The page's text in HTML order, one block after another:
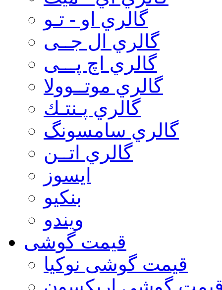
گالري او - تـو
گالري ال جــی
گالري اچ پـــی
گالري موتــوولا
گالري پـنتـك
گالري سامسونگ
گالري اتــن
ایسوز
بنکیو
ویندو
قیمت گوشی
قیمت گوشی نوكيا